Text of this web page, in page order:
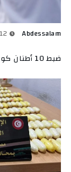
Abdessalam
ضبط 10 أطنان كوكايين في عملية نوعية بالمحيط الأطلسي